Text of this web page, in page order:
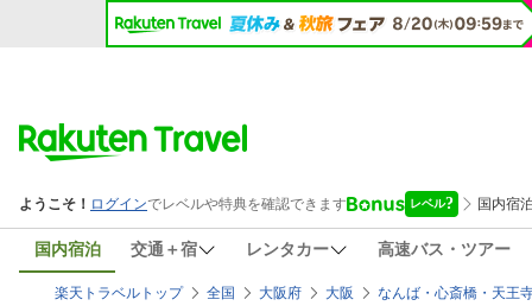
国内宿泊 交通＋宿 レンタカー 高速バス・ツアー
楽天トラベルトップ 全国 大阪府 大阪 なんば・心斎橋・天王